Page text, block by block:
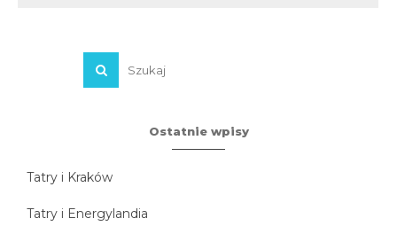
Ostatnie wpisy
Tatry i Kraków
Tatry i Energylandia